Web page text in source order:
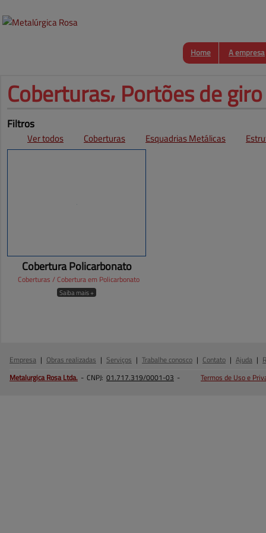
Home A empresa
Coberturas⸴ Portões de giro
Filtros
Ver todos Coberturas Esquadrias Metálicas
Cobertura Policarbonato
Coberturas / Cobertura em Policarbonato
Saiba mais +
Empresa | Obras realizadas | Serviços | Trabalhe conosco | Contato | Ajuda |
Metalurgica Rosa Ltda. - CNPJ: 01.717.319/0001-03 - Termos de Uso e